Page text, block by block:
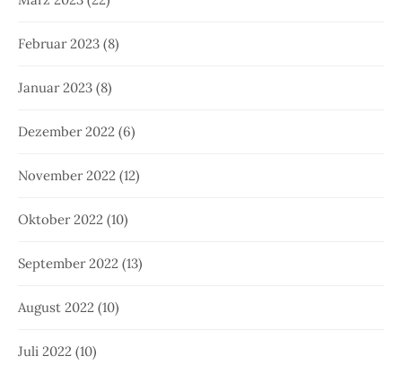
Februar 2023 (8)
Januar 2023 (8)
Dezember 2022 (6)
November 2022 (12)
Oktober 2022 (10)
September 2022 (13)
August 2022 (10)
Juli 2022 (10)